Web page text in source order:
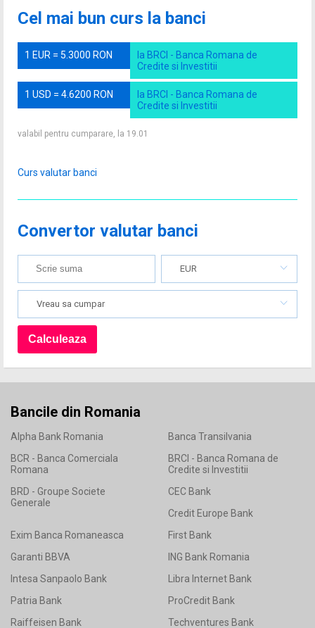
Cel mai bun curs la banci
1 EUR = 5.3000 RON
la BRCI - Banca Romana de
Credite si Investitii
1 USD = 4.6200 RON
la BRCI - Banca Romana de
Credite si Investitii
valabil pentru cumparare, la 19.01
Curs valutar banci
Convertor valutar banci
EUR
Vreau sa cumpar
Bancile din Romania
Alpha Bank Romania
Banca Transilvania
BCR - Banca Comerciala
Romana
BRCI - Banca Romana de
Credite si Investitii
BRD - Groupe Societe
Generale
CEC Bank
Credit Europe Bank
Exim Banca Romaneasca
First Bank
Garanti BBVA
ING Bank Romania
Intesa Sanpaolo Bank
Libra Internet Bank
Patria Bank
ProCredit Bank
Raiffeisen Bank
Techventures Bank